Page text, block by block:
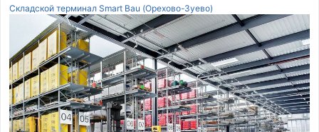
Складской терминал Smart Bau (Орехово-Зуево)